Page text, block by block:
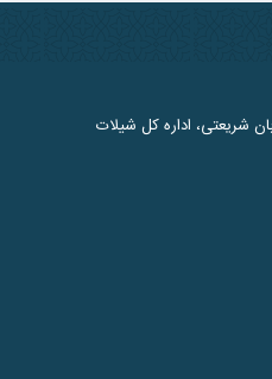
شریعتی، اداره کل شیلات